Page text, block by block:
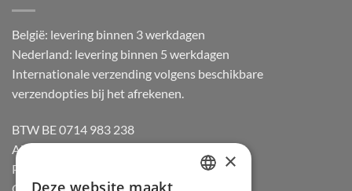
België: levering binnen 3 werkdagen
Nederland: levering binnen 5 werkdagen
Internationale verzending volgens beschikbare
verzendopties bij het afrekenen.
BTW BE 0714 983 238
Algemene voorwaarden
Privacybeleid
×
Deze website maakt